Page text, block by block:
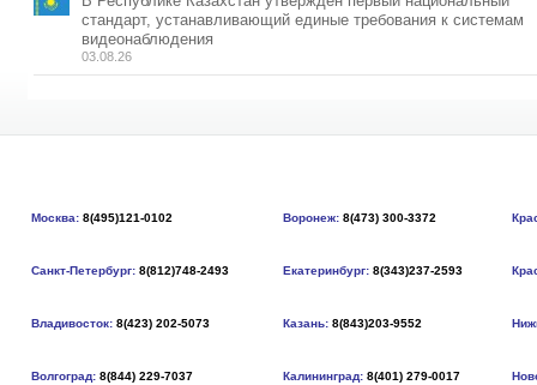
стандарт, устанавливающий единые требования к системам
видеонаблюдения
03.08.26
Москва: 8(495)121-0102 Воронеж: 8(473) 300-3372
Санкт-Петербург: 8(812)748-2493 Екатеринбург: 8(343)237-2593
Владивосток: 8(423) 202-5073 Казань: 8(843)203-9552
Волгоград: 8(844) 229-7037 Калининград: 8(401) 279-0017